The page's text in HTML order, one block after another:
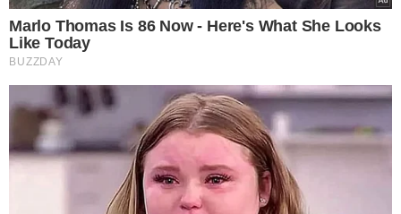
São reservadas 30% das vagas para mulheres; 30%
para negros, indígenas e quilombolas; além de 10%
para pessoas com deficiência (PCD).
Clarice Coppetti, ressalta que a reserva é uma forma de
“estimular a presença de mulheres e pessoas negras nas
carreiras Stem [Ciência, Tecnologias e Matemática, na
sigla em inglês] e ampliar a presença dos grupos sub-
representados na indústria de energia”.
CARGA HORÁRIA